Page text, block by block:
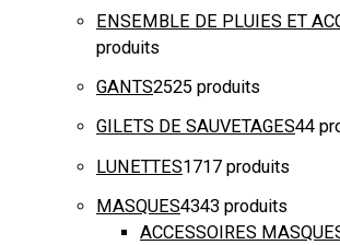
ENSEMBLE DE PLUIES ET
produits
GANTS2525 produits
GILETS DE SAUVETAGES44
LUNETTES1717 produits
MASQUES4343 produits
ACCESSOIRES